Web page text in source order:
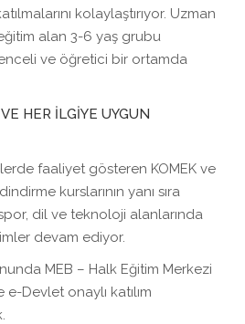
kolaylaştırıyor. Uzman
alan 3-6 yaş grubu
ve öğretici bir ortamda
VE HER İLGİYE UYGUN
faaliyet gösteren KOMEK ve
kurslarının yanı sıra
dil ve teknoloji alanlarında
devam ediyor.
MEB – Halk Eğitim Merkezi
e-Devlet onaylı katılım